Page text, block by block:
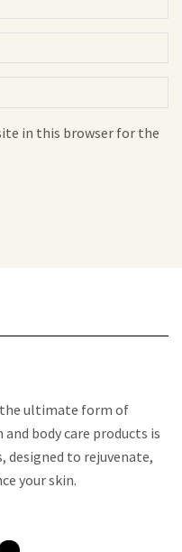
in this browser for the
ultimate form of
body care products is
to rejuvenate,
your skin.